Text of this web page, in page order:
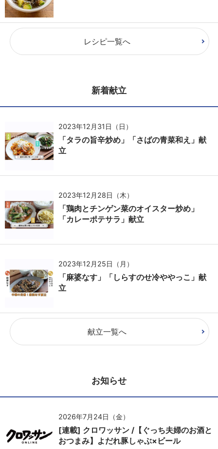
レシピ一覧へ
新着献立
2023年12月31日（日）
「タラの旨辛炒め」「さばの青菜和え」献
立
2023年12月28日（木）
「鶏肉とチンゲン菜のオイスター炒め」
「カレーポテサラ」献立
2023年12月25日（月）
「麻婆なす」「しらすのせ冷ややっこ」献
立
献立一覧へ
お知らせ
2026年7月24日（金）
[連載] クロワッサン /【ぐっち夫婦のお酒と
おつまみ】よだれ豚しゃぶ×ビール